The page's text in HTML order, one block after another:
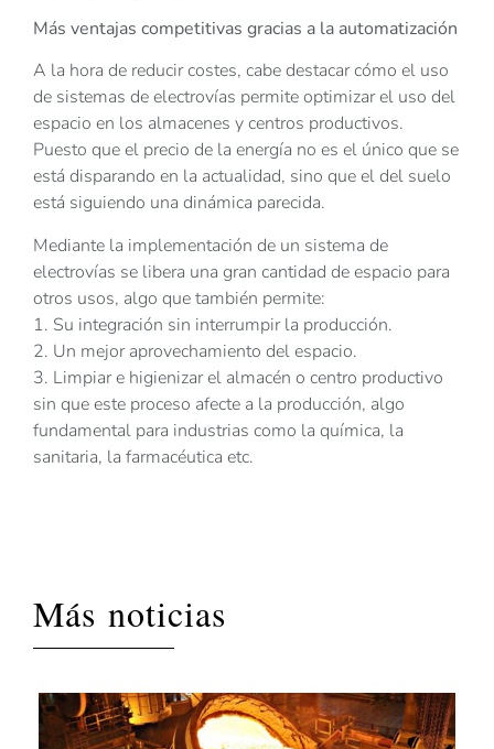
Más ventajas competitivas gracias a la automatización
A la hora de reducir costes, cabe destacar cómo el uso
de sistemas de electrovías permite optimizar el uso del
espacio en los almacenes y centros productivos.
Puesto que el precio de la energía no es el único que se
está disparando en la actualidad, sino que el del suelo
está siguiendo una dinámica parecida.
Mediante la implementación de un sistema de
electrovías se libera una gran cantidad de espacio para
otros usos, algo que también permite:
1. Su integración sin interrumpir la producción.
2. Un mejor aprovechamiento del espacio.
3. Limpiar e higienizar el almacén o centro productivo
sin que este proceso afecte a la producción, algo
fundamental para industrias como la química, la
sanitaria, la farmacéutica etc.
Más noticias